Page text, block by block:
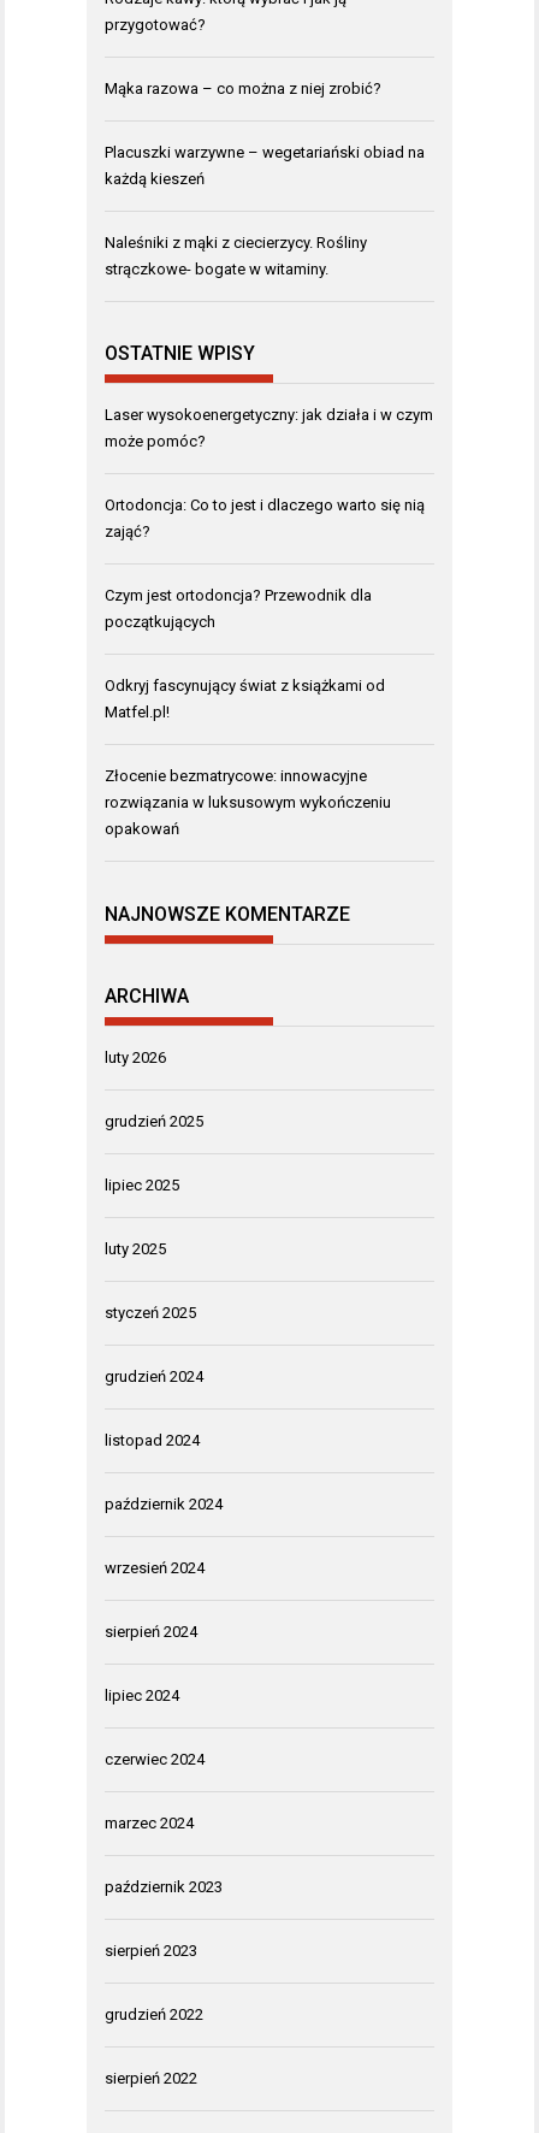
przygotować?
Mąka razowa – co można z niej zrobić?
Placuszki warzywne – wegetariański obiad na
każdą kieszeń
Naleśniki z mąki z ciecierzycy. Rośliny
strączkowe- bogate w witaminy.
OSTATNIE WPISY
Laser wysokoenergetyczny: jak działa i w czym
może pomóc?
Ortodoncja: Co to jest i dlaczego warto się nią
zająć?
Czym jest ortodoncja? Przewodnik dla
początkujących
Odkryj fascynujący świat z książkami od
Matfel.pl!
Złocenie bezmatrycowe: innowacyjne
rozwiązania w luksusowym wykończeniu
opakowań
NAJNOWSZE KOMENTARZE
ARCHIWA
luty 2026
grudzień 2025
lipiec 2025
luty 2025
styczeń 2025
grudzień 2024
listopad 2024
październik 2024
wrzesień 2024
sierpień 2024
lipiec 2024
czerwiec 2024
marzec 2024
październik 2023
sierpień 2023
grudzień 2022
sierpień 2022